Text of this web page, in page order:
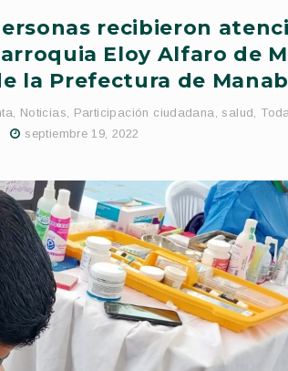
recibieron
Eloy Alfaro de
la Prefectura de
, Noticias, Participación ciudadana, salud,
septiembre 19, 2022